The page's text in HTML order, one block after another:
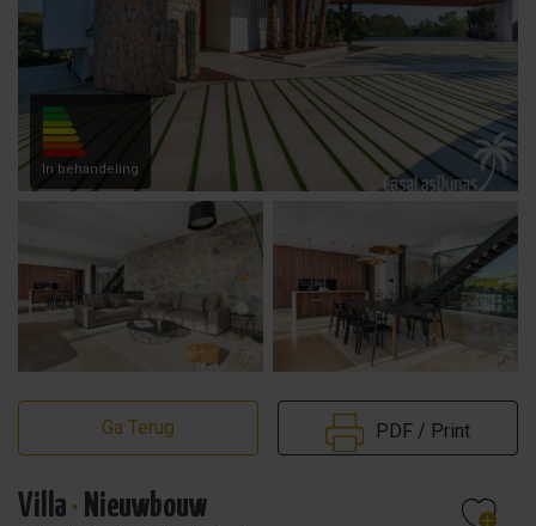
In behandeling
Ga Terug PDF / Print
Villa · Nieuwbouw